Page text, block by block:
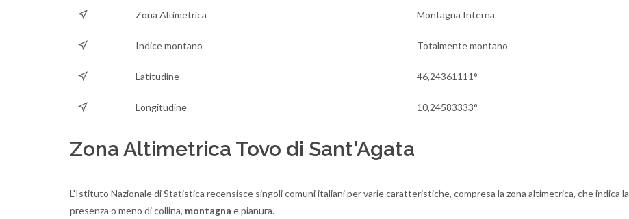
Zona Altimetrica Montagna Interna
Indice montano Totalmente montano
Latitudine 46,24361111°
Longitudine 10,24583333°
Zona Altimetrica Tovo di Sant'Agata
L'Istituto Nazionale di Statistica recensisce singoli comuni italiani per varie caratteristiche, compresa la zona altimetrica, che indica la
presenza o meno di collina, montagna e pianura.